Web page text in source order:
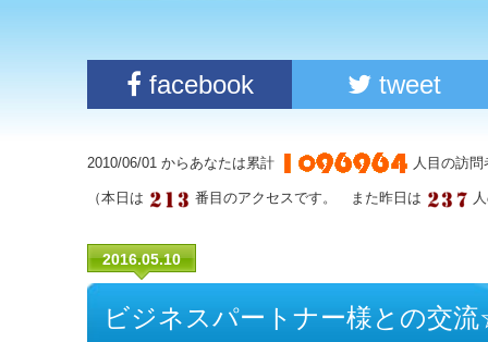
facebook tweet
2010/06/01 からあなたは累計 人目の訪
（本日は 番目のアクセスです。 また昨日は
2016.05.10
ビジネスパートナー様との交